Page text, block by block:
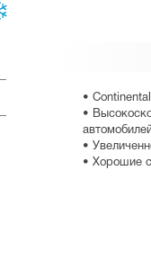
•
•
•
• Хорошие